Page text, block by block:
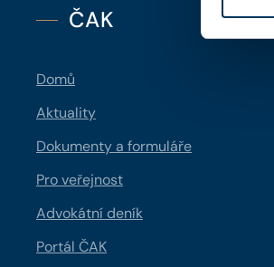
ČAK
Domů
Aktuality
Dokumenty a formuláře
Pro veřejnost
Advokátní deník
Portál ČAK